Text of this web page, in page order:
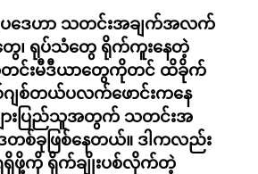
ပဒေဟာ သတင်းအချက်အလက်
ေ၊ ရုပ်သံတွေ ရိုက်ကူးနေတဲ့
တင်းမီဒီယာတွေကိုတင် ထိခိုက်
ျစ်တယ်ပလက်ဖောင်းကနေ
ားပြည်သူအတွက် သတင်းအ
တစ်ခုဖြစ်နေတယ်။ ဒါကလည်း
ရှိဖို့ကို ရိုက်ချိုးပစ်လိုက်တဲ့